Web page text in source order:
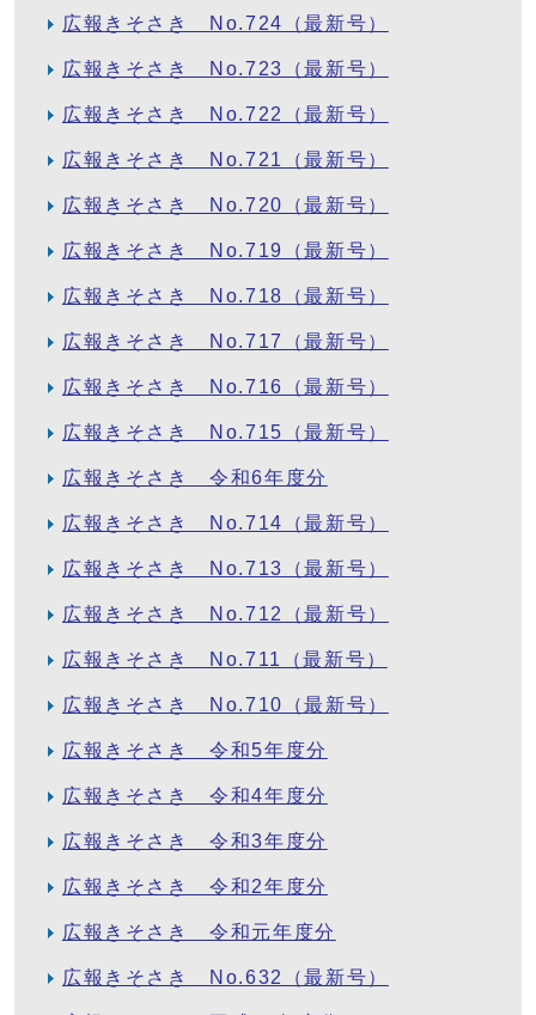
広報きそさき No.724（最新号）
広報きそさき No.723（最新号）
広報きそさき No.722（最新号）
広報きそさき No.721（最新号）
広報きそさき No.720（最新号）
広報きそさき No.719（最新号）
広報きそさき No.718（最新号）
広報きそさき No.717（最新号）
広報きそさき No.716（最新号）
広報きそさき No.715（最新号）
広報きそさき 令和6年度分
広報きそさき No.714（最新号）
広報きそさき No.713（最新号）
広報きそさき No.712（最新号）
広報きそさき No.711（最新号）
広報きそさき No.710（最新号）
広報きそさき 令和5年度分
広報きそさき 令和4年度分
広報きそさき 令和3年度分
広報きそさき 令和2年度分
広報きそさき 令和元年度分
広報きそさき No.632（最新号）